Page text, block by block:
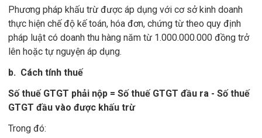
Phương pháp khấu trừ được áp dụng với cơ sở kinh doanh
thực hiện chế độ kế toán, hóa đơn, chứng từ theo quy định
pháp luật có doanh thu hàng năm từ 1.000.000.000 đồng trở
lên hoặc tự nguyện áp dụng.
b. Cách tính thuế
Số thuế GTGT phải nộp = Số thuế GTGT đầu ra - Số thuế
GTGT đầu vào được khấu trừ
Trong đó: